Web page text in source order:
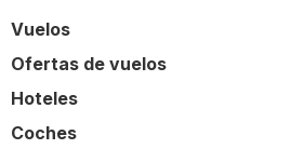
Vuelos
Ofertas de vuelos
Hoteles
Coches